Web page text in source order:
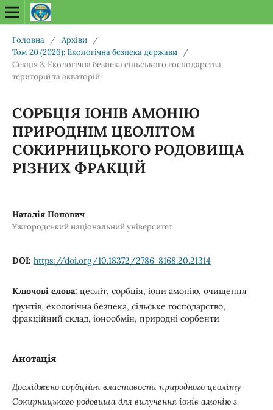
Головна / Архіви
/
Том 20 (2026): Екологічна безпека держави
/
Секція 3. Екологічна безпека сільського господарства,
територій та акваторій
СОРБЦІЯ ІОНІВ АМОНІЮ
ПРИРОДНІМ ЦЕОЛІТОМ
СОКИРНИЦЬКОГО РОДОВИЩА
РІЗНИХ ФРАКЦІЙ
Наталія Попович
Ужгородський національний університет
DOI: https://doi.org/10.18372/2786-8168.20.21314
Ключові слова: цеоліт, сорбція, іони амонію, очищення
ґрунтів, екологічна безпека, сільське господарство,
фракційний склад, іонообмін, природні сорбенти
Анотація
Досліджено сорбційні властивості природного цеоліту
Сокирницького родовища для вилучення іонів амонію з